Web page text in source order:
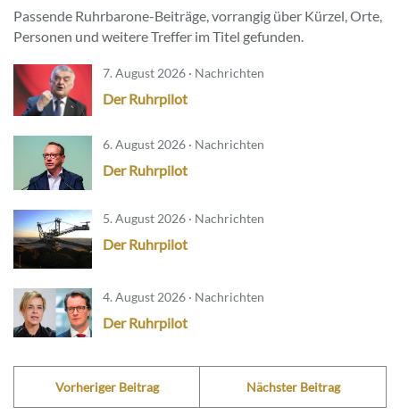
Passende Ruhrbarone-Beiträge, vorrangig über Kürzel, Orte,
Personen und weitere Treffer im Titel gefunden.
7. August 2026 · Nachrichten
Der Ruhrpilot
6. August 2026 · Nachrichten
Der Ruhrpilot
5. August 2026 · Nachrichten
Der Ruhrpilot
4. August 2026 · Nachrichten
Der Ruhrpilot
Vorheriger Beitrag Nächster Beitrag